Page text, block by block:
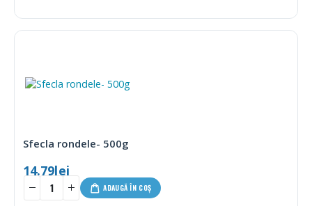
Sfecla rondele- 500g
14.79lei
ADAUGĂ ÎN COȘ